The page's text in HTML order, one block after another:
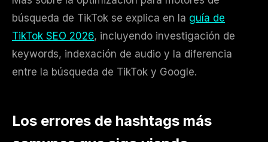
búsqueda de TikTok se explica en la guía de
TikTok SEO 2026, incluyendo investigación de
keywords, indexación de audio y la diferencia
entre la búsqueda de TikTok y Google.
Los errores de hashtags más